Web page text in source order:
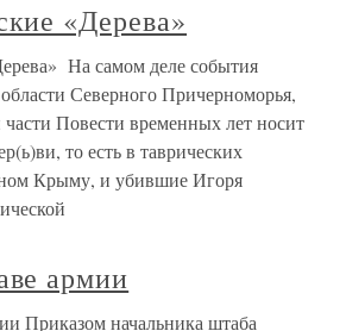
«Дерева»
На самом деле события
Северного Причерноморья,
части Повести временных лет носит
то есть в таврических
Крыму, и убившие Игоря
армии
Приказом начальника штаба